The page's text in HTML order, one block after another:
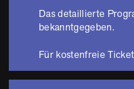
Das detaillierte
bekanntgegeben.
Für kostenfreie